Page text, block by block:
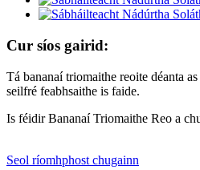
Cur síos gairid:
Tá bananaí triomaithe reoite déanta
seilfré feabhsaithe is faide.
Is féidir Bananaí Triomaithe Reo a
Seol ríomhphost chugainn